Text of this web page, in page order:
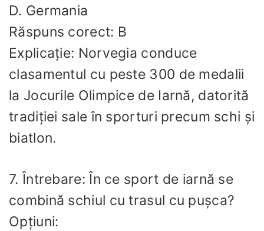
D. Germania
Răspuns corect: B
Explicație: Norvegia conduce
clasamentul cu peste 300 de medalii
la Jocurile Olimpice de Iarnă, datorită
tradiției sale în sporturi precum schi și
biatlon.
7. Întrebare: În ce sport de iarnă se
combină schiul cu trasul cu pușca?
Opțiuni: